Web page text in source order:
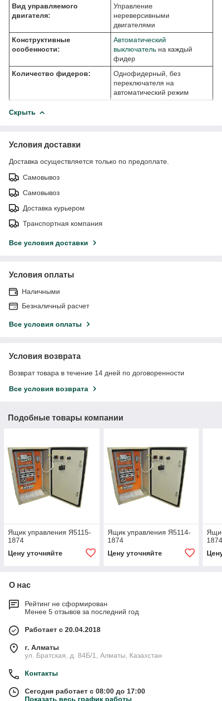
Вид управляемого
двигателя:
Управление
нереверсивными
двигателями
Конструктивные
особенности:
Автоматический
выключатель на каждый
фидер
Количество фидеров:
Однофидерный, без
переключателя на
автоматический режим
Скрыть
Условия доставки
Доставка осуществляется только по предоплате.
Самовывоз
Самовывоз
Доставка курьером
Транспортная компания
Все условия доставки
Условия оплаты
Наличными
Безналичный расчет
Все условия оплаты
Условия возврата
Возврат товара в течение 14 дней по договоренности
Все условия возврата
Подобные товары компании
Ящик управления Я5115-
1874
Цену уточняйте
Ящик управления Я5114-
1874
Цену уточняйте
О нас
Рейтинг не сформирован
Менее 5 отзывов за последний год
Работает с 20.04.2018
г. Алматы
ул. Братская, д. 84Б/1, Алматы, Казахстан
Контакты
Сегодня работает с 08:00 до 17:00
Показать весь график работы